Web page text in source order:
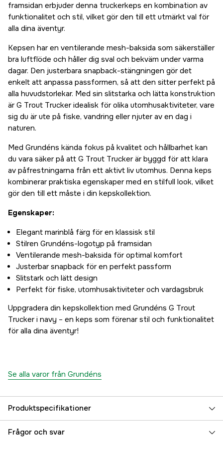
framsidan erbjuder denna truckerkeps en kombination av
funktionalitet och stil, vilket gör den till ett utmärkt val för
alla dina äventyr.
Kepsen har en ventilerande mesh-baksida som säkerställer
bra luftflöde och håller dig sval och bekväm under varma
dagar. Den justerbara snapback-stängningen gör det
enkelt att anpassa passformen, så att den sitter perfekt på
alla huvudstorlekar. Med sin slitstarka och lätta konstruktion
är G Trout Trucker idealisk för olika utomhusaktiviteter, vare
sig du är ute på fiske, vandring eller njuter av en dag i
naturen.
Med Grundéns kända fokus på kvalitet och hållbarhet kan
du vara säker på att G Trout Trucker är byggd för att klara
av påfrestningarna från ett aktivt liv utomhus. Denna keps
kombinerar praktiska egenskaper med en stilfull look, vilket
gör den till ett måste i din kepskollektion.
Egenskaper:
Elegant marinblå färg för en klassisk stil
Stilren Grundéns-logotyp på framsidan
Ventilerande mesh-baksida för optimal komfort
Justerbar snapback för en perfekt passform
Slitstark och lätt design
Perfekt för fiske, utomhusaktiviteter och vardagsbruk
Uppgradera din kepskollektion med Grundéns G Trout
Trucker i navy – en keps som förenar stil och funktionalitet
för alla dina äventyr!
Se alla varor från Grundéns
Produktspecifikationer
Size One Size
Frågor och svar